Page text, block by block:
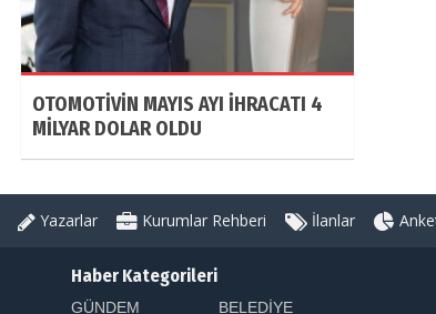
OTOMOTİVİN MAYIS AYI İHRACATI 4
MİLYAR DOLAR OLDU
Yazarlar Kurumlar Rehberi İlanlar
Haber Kategorileri
GÜNDEM BELEDİYE